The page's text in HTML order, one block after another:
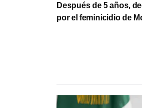
Después de 5 años,
por el feminicidio de